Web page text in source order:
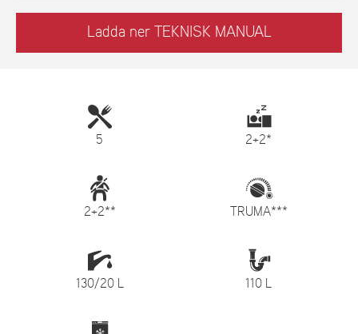
Ladda ner TEKNISK MANUAL
5 2+2*
2+2** TRUMA***
130/20 L 110 L